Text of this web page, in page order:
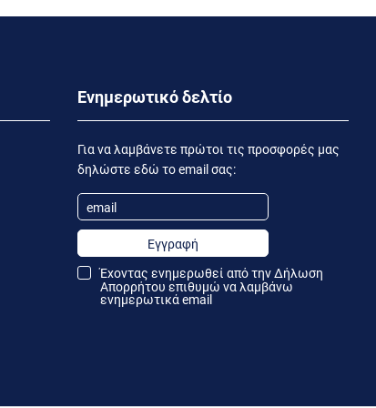
Ενημερωτικό δελτίο
Για να λαμβάνετε πρώτοι τις προσφορές μας
δηλώστε εδώ το email σας:
Εγγραφή
Έχοντας ενημερωθεί από τηνΔήλωση
Απορρήτου επιθυμώ να λαμβάνω
ενημερωτικά email